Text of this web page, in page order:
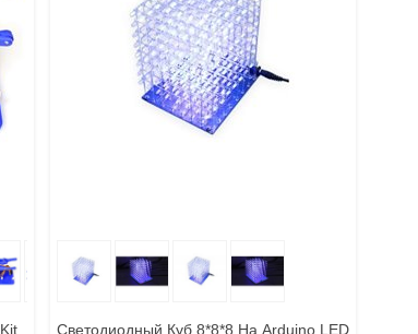
Светодиодный Куб 8*8*8 На Arduino LED